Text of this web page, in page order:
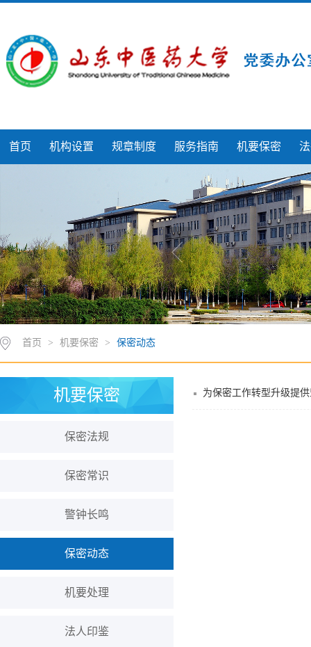
首页 机构设置 规章制度 服务指南 机要保密
首页 > 机要保密 > 保密动态
机要保密
保密法规
保密常识
警钟长鸣
保密动态
机要处理
法人印鉴
为保密工作转型升级提